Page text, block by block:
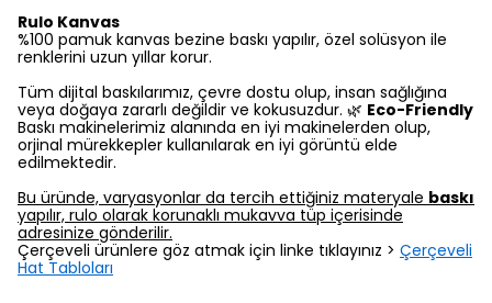
Rulo Kanvas
%100 pamuk kanvas bezine baskı yapılır, özel solüsyon ile
renklerini uzun yıllar korur.
Tüm dijital baskılarımız, çevre dostu olup, insan sağlığına
veya doğaya zararlı değildir ve kokusuzdur. 🌿 Eco-Friendly
Baskı makinelerimiz alanında en iyi makinelerden olup,
orjinal mürekkepler kullanılarak en iyi görüntü elde
edilmektedir.
Bu üründe, varyasyonlar da tercih ettiğiniz materyale baskı
yapılır, rulo olarak korunaklı mukavva tüp içerisinde
adresinize gönderilir.
Çerçeveli ürünlere göz atmak için linke tıklayınız > Çerçeveli
Hat Tabloları